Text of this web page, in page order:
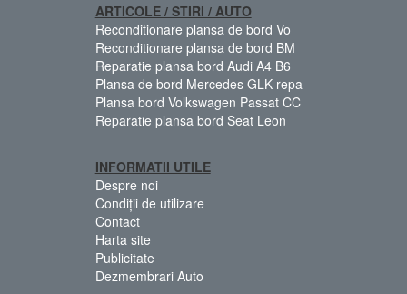
ARTICOLE / STIRI / AUTO
Reconditionare plansa de bord Vo
Reconditionare plansa de bord BM
Reparatie plansa bord Audi A4 B6
Plansa de bord Mercedes GLK repa
Plansa bord Volkswagen Passat CC
Reparatie plansa bord Seat Leon
INFORMATII UTILE
Despre noi
Condiții de utilizare
Contact
Harta site
Publicitate
Dezmembrari Auto